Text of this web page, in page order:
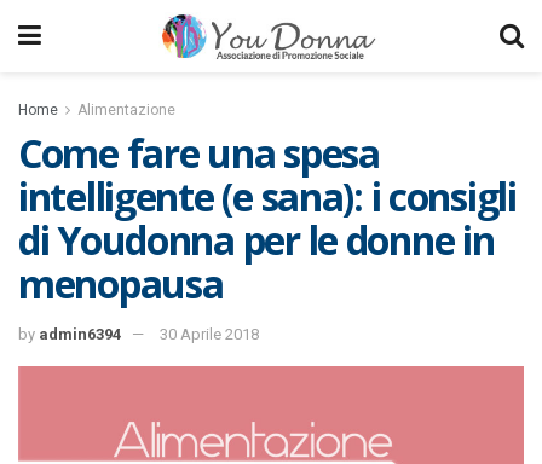
Home Alimentazione
Come fare una spesa
intelligente (e sana): i consigli
di Youdonna per le donne in
menopausa
by admin6394 30 Aprile 2018